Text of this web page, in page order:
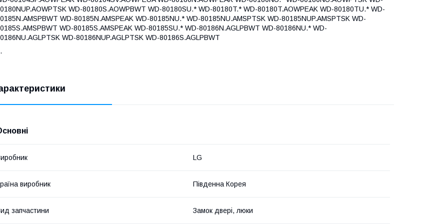
WD-80180S.AOWPBWT WD-80180SU.* WD-80180T.* WD-80180T.AOWPEAK WD-80180TU.* WD-
WD-80185N.AMSPEAK WD-80185NU.* WD-80185NU.AMSPTSK WD-80185NUP.AMSPTSK WD-
WD-80185S.AMSPEAK WD-80185SU.* WD-80186N.AGLPBWT WD-80186NU.* WD-
WD-80186NUP.AGLPTSK WD-80186S.AGLPBWT
LG
виробник Південна Корея
запчастини Замок двері, люки